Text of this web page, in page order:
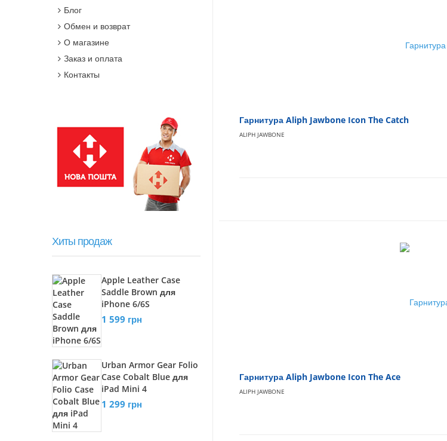
Блог
Обмен и возврат
О магазине
Заказ и оплата
Контакты
Хиты продаж
Apple Leather Case
Saddle Brown для
iPhone 6/6S
1 599 грн
Urban Armor Gear Folio
Case Cobalt Blue для
iPad Mini 4
1 299 грн
Гарнитура Aliph Jawbone Icon The Catch
ALIPH JAWBONE
Гарнитура Aliph Jawbone Icon The Ace
ALIPH JAWBONE